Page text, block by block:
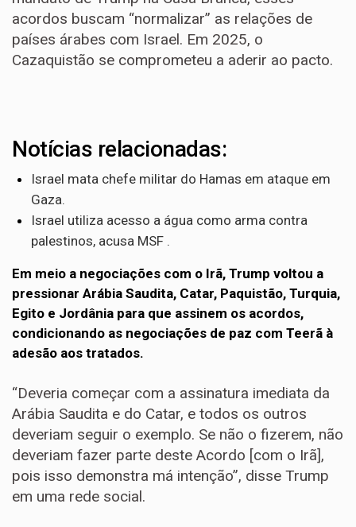
acordos buscam “normalizar” as relações de
países árabes com Israel. Em 2025, o
Cazaquistão se comprometeu a aderir ao pacto.
Notícias relacionadas:
Israel mata chefe militar do Hamas em ataque em
Gaza.
Israel utiliza acesso a água como arma contra
palestinos, acusa MSF .
Em meio a negociações com o Irã, Trump voltou a
pressionar Arábia Saudita, Catar, Paquistão, Turquia,
Egito e Jordânia para que assinem os acordos,
condicionando as negociações de paz com Teerã à
adesão aos tratados.
“Deveria começar com a assinatura imediata da
Arábia Saudita e do Catar, e todos os outros
deveriam seguir o exemplo. Se não o fizerem, não
deveriam fazer parte deste Acordo [com o Irã],
pois isso demonstra má intenção”, disse Trump
em uma rede social.